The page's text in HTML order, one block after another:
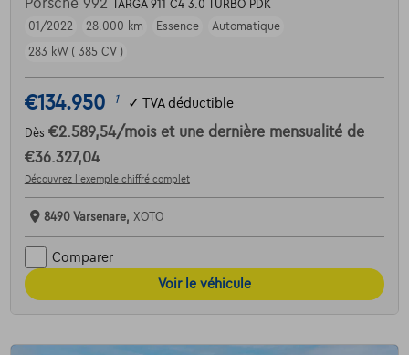
Porsche 992
TARGA 911 C4 3.0 TURBO PDK
01/2022
28.000 km Essence
Automatique
283 kW ( 385 CV )
€134.950 1 ✓ TVA déductible
Dès €2.589,54/mois et une dernière mensualité de
€36.327,04
Découvrez l’exemple chiffré complet
8490 Varsenare, XOTO
Comparer
Voir le véhicule